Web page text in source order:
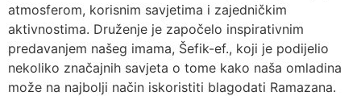
atmosferom, korisnim savjetima i zajedničkim
aktivnostima. Druženje je započelo inspirativnim
predavanjem našeg imama, Šefik-ef., koji je podijelio
nekoliko značajnih savjeta o tome kako naša omladina
može na najbolji način iskoristiti blagodati Ramazana.